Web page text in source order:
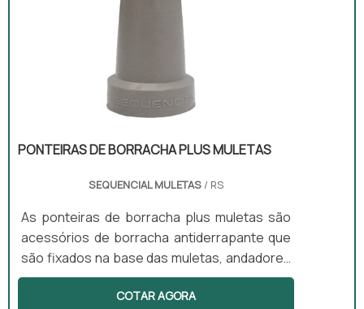
escada proporciona segurança e eficácia
durante os exercícios.
PONTEIRAS DE BORRACHA PLUS MULETAS
SEQUENCIAL MULETAS/ RS
As ponteiras de borracha plus muletas são
acessórios de borracha antiderrapante que
são fixados na base das muletas, andadores
ou bengalas. Esses componentes são
projetados para proporcionar maior
COTAR AGORA